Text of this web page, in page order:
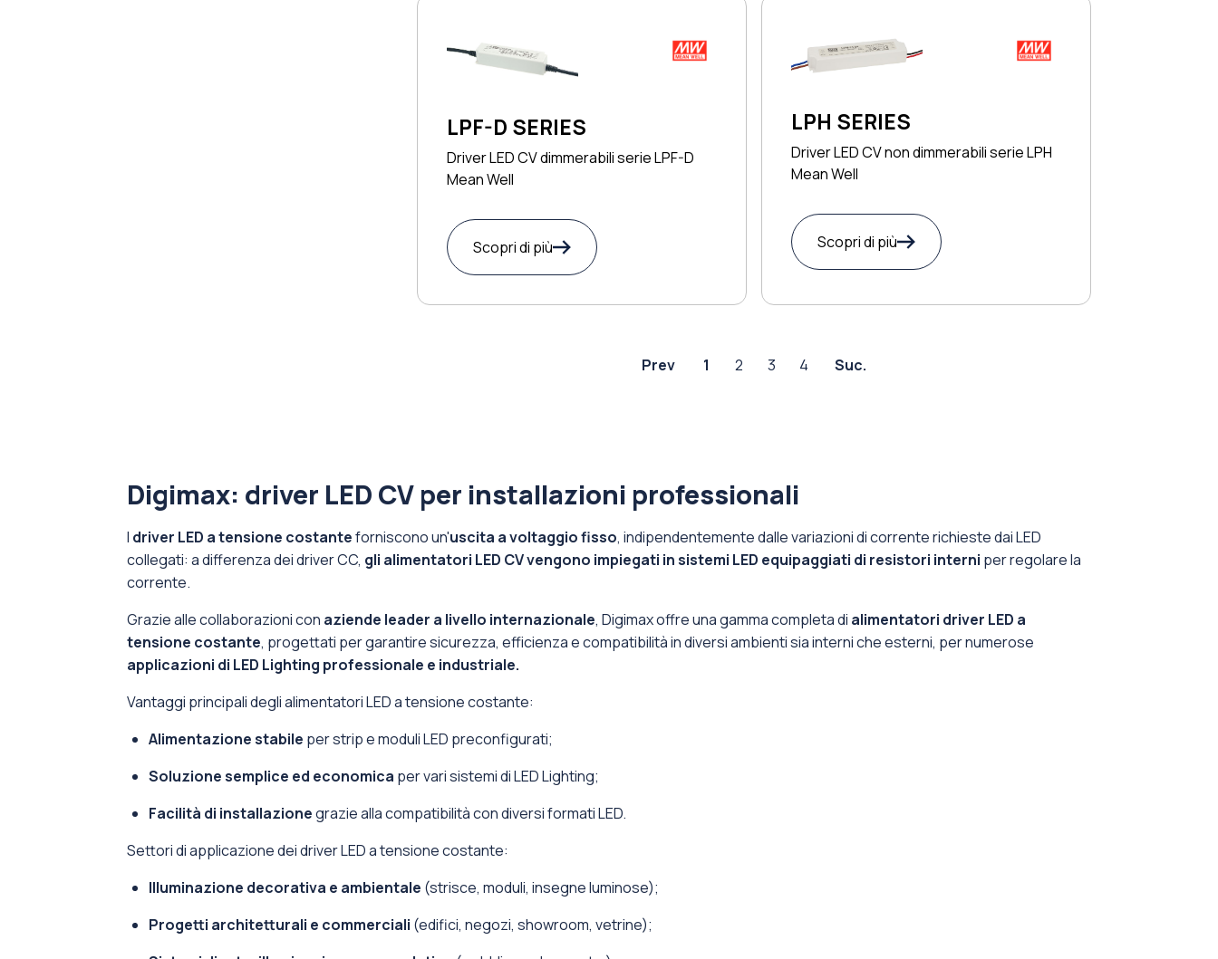
LPF-D SERIES
Driver LED CV dimmerabili serie LPF-D
Mean Well
Scopri di più
LPH SERIES
Driver LED CV non dimmerabili serie LPH
Mean Well
Scopri di più
Prev 1 2 3 4 Suc.
Digimax: driver LED CV per installazioni professionali
I driver LED a tensione costanteforniscono un'uscita a voltaggio fisso, indipendentemente dalle variazioni di corrente richieste dai LED
collegati: a differenza dei driver CC, gli alimentatori LED CV vengono impiegati in sistemi LED equipaggiati di resistori interni per regolare la
corrente.
Grazie alle collaborazioni con aziende leader a livello internazionale, Digimax offre una gamma completa di alimentatori driver LED a
tensione costante, progettati per garantire sicurezza, efficienza e compatibilità in diversi ambienti sia interni che esterni, per numerose
applicazioni di LED Lighting professionale e industriale.
Vantaggi principali degli alimentatori LED a tensione costante:
Alimentazione stabile per strip e moduli LED preconfigurati;
Soluzione semplice ed economica per vari sistemi di LED Lighting;
Facilità di installazionegrazie alla compatibilità con diversi formati LED.
Settori di applicazione dei driver LED a tensione costante:
Illuminazione decorativa e ambientale (strisce, moduli, insegne luminose);
Progetti architetturali e commerciali (edifici, negozi, showroom, vetrine);